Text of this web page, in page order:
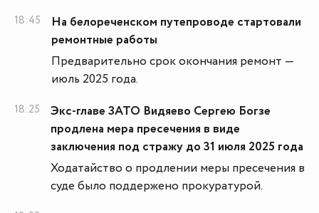
18:45
На белореченском путепроводе стартовали
ремонтные работы
Предварительно срок окончания ремонт —
июль 2025 года.
18:25
Экс-главе ЗАТО Видяево Сергею Богзе
продлена мера пресечения в виде
заключения под стражу до 31 июля 2025 года
Ходатайство о продлении меры пресечения в
суде было поддержено прокуратурой.